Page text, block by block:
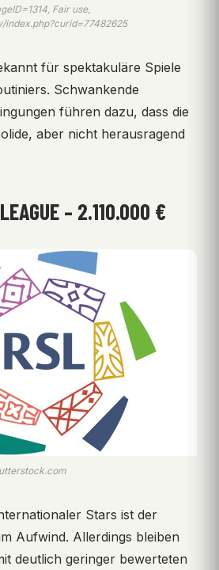
Fair use,
index.php?curid=77482625
für spektakuläre Spiele
Schwankende
führen dazu, dass die
aber nicht herausragend
– 2.110.000 €
Stars ist der
Aufwind. Allerdings bleiben
deutlich geringer bewerteten